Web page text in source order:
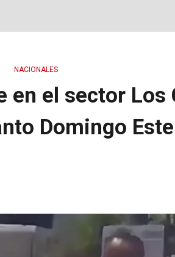
NACIONALES
en el sector Los
Domingo Este